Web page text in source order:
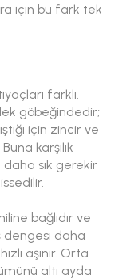
için bu fark tek
farklı.
göbeğindedir;
için zincir ve
karşılık
sık gerekir
bağlıdır ve
dengesi daha
aşınır. Orta
altı ayda